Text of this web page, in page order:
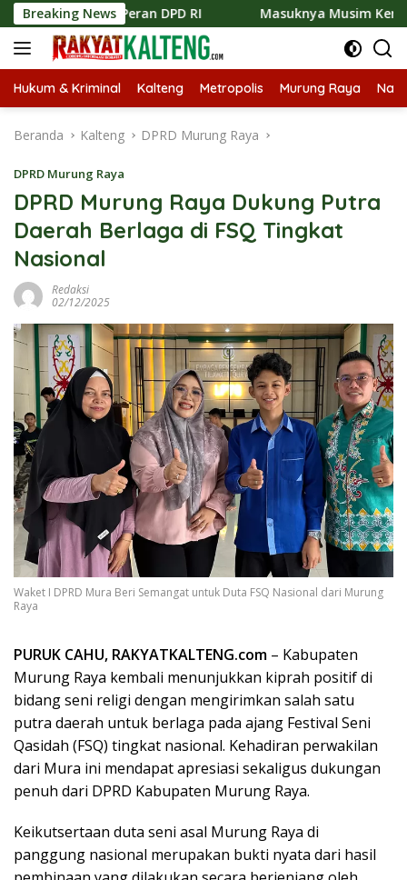
Langsung
ke
konten
Breaking News
Peran DPD RI Masuknya Musim Kemarau PT
Hukum & Kriminal Kalteng Metropolis Murung Raya
Beranda Kalteng DPRD Murung Raya
DPRD Murung Raya
DPRD Murung Raya Dukung Putra
Daerah Berlaga di FSQ Tingkat
Nasional
Redaksi
02/12/2025
Waket I DPRD Mura Beri Semangat untuk Duta FSQ Nasional dari Murung
Raya
PURUK CAHU, RAKYATKALTENG.com – Kabupaten
Murung Raya kembali menunjukkan kiprah positif di
bidang seni religi dengan mengirimkan salah satu
putra daerah untuk berlaga pada ajang Festival Seni
Qasidah (FSQ) tingkat nasional. Kehadiran perwakilan
dari Mura ini mendapat apresiasi sekaligus dukungan
penuh dari DPRD Kabupaten Murung Raya.
Keikutsertaan duta seni asal Murung Raya di
panggung nasional merupakan bukti nyata dari hasil